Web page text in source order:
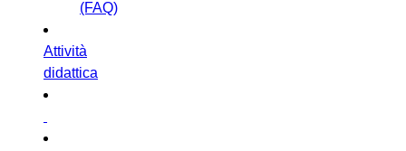
(FAQ)
Attività
didattica